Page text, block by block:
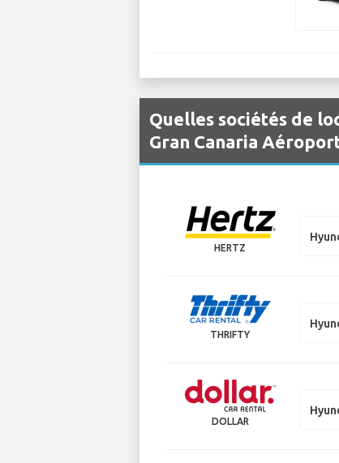
Quelles sociétés de
Gran Canaria
HERTZ
THRIFTY
DOLLAR